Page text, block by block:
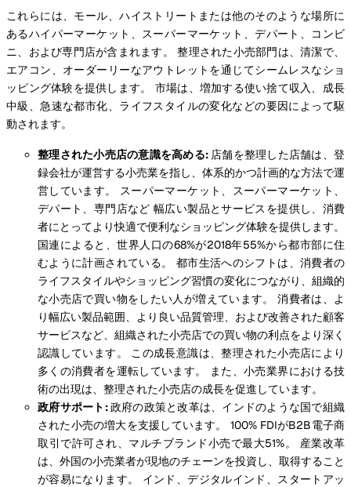
これらには、モール、ハイストリートまたは他のそのような場所に
あるハイパーマーケット、スーパーマーケット、デパート、コンビ
ニ、および専門店が含まれます。 整理された小売部門は、清潔で、
エアコン、オーダーリーなアウトレットを通じてシームレスなショ
ッピング体験を提供します。 市場は、増加する使い捨て収入、成長
中級、急速な都市化、ライフスタイルの変化などの要因によって駆
動されます。
整理された小売店の意識を高める: 店舗を整理した店舗は、登
録会社が運営する小売業を指し、体系的かつ計画的な方法で運
営しています。 スーパーマーケット、スーパーマーケット、
デパート、専門店など 幅広い製品とサービスを提供し、消費
者にとってより快適で便利なショッピング体験を提供します。
国連によると、世界人口の68%が2018年55%から都市部に住
むように計画されている。 都市生活へのシフトは、消費者の
ライフスタイルやショッピング習慣の変化につながり、組織的
な小売店で買い物をしたい人が増えています。 消費者は、よ
り幅広い製品範囲、より良い品質管理、および改善された顧客
サービスなど、組織された小売店での買い物の利点をより深く
認識しています。 この成長意識は、整理された小売店により
多くの消費者を運転しています。 また、小売業界における技
術の出現は、整理された小売店の成長を促進しています。
政府サポート:政府の政策と改革は、インドのような国で組織
された小売の増大を支援しています。 100% FDIがB2B電子商
取引で許可され、マルチブランド小売で最大51%。 産業改革
は、外国の小売業者が現地のチェーンを投資し、取得すること
が容易になります。 インド、デジタルインド、スタートアッ